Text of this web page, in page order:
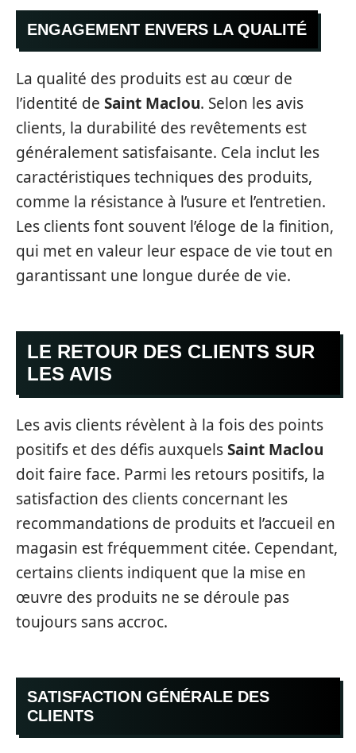
ENGAGEMENT ENVERS LA QUALITÉ
La qualité des produits est au cœur de
l’identité de Saint Maclou. Selon les avis
clients, la durabilité des revêtements est
généralement satisfaisante. Cela inclut les
caractéristiques techniques des produits,
comme la résistance à l’usure et l’entretien.
Les clients font souvent l’éloge de la finition,
qui met en valeur leur espace de vie tout en
garantissant une longue durée de vie.
LE RETOUR DES CLIENTS SUR
LES AVIS
Les avis clients révèlent à la fois des points
positifs et des défis auxquelsSaint Maclou
doit faire face. Parmi les retours positifs, la
satisfaction des clients concernant les
recommandations de produits et l’accueil en
magasin est fréquemment citée. Cependant,
certains clients indiquent que la mise en
œuvre des produits ne se déroule pas
toujours sans accroc.
SATISFACTION GÉNÉRALE DES
CLIENTS